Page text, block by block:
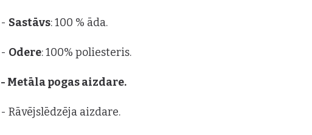
- Sastāvs: 100 % āda.
- Odere: 100% poliesteris.
- Metāla pogas aizdare.
- Rāvējslēdzēja aizdare.